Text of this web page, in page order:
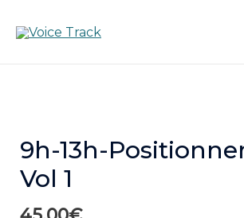
9h-13h-
Vol 1